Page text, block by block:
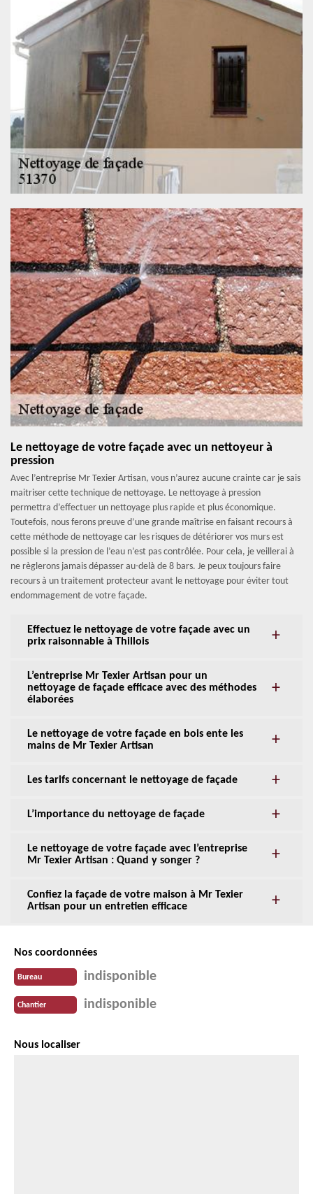
Le nettoyage de votre façade avec un nettoyeur à
pression
Avec l’entreprise Mr Texier Artisan, vous n’aurez aucune crainte car je sais
maitriser cette technique de nettoyage. Le nettoyage à pression
permettra d’effectuer un nettoyage plus rapide et plus économique.
Toutefois, nous ferons preuve d’une grande maîtrise en faisant recours à
cette méthode de nettoyage car les risques de détériorer vos murs est
possible si la pression de l’eau n’est pas contrôlée. Pour cela, je veillerai à
ne règlerons jamais dépasser au-delà de 8 bars. Je peux toujours faire
recours à un traitement protecteur avant le nettoyage pour éviter tout
endommagement de votre façade.
Effectuez le nettoyage de votre façade avec un
prix raisonnable à Thillois
L’entreprise Mr Texier Artisan pour un
nettoyage de façade efficace avec des méthodes
élaborées
Le nettoyage de votre façade en bois ente les
mains de Mr Texier Artisan
Les tarifs concernant le nettoyage de façade
L’importance du nettoyage de façade
Le nettoyage de votre façade avec l’entreprise
Mr Texier Artisan : Quand y songer ?
Confiez la façade de votre maison à Mr Texier
Artisan pour un entretien efficace
Nos coordonnées
Bureau indisponible
Chantier indisponible
Nous localiser